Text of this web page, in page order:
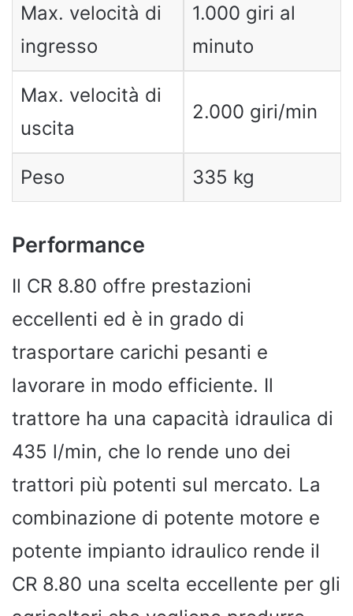
Max. velocità di
ingresso
1.000 giri al
minuto
Max. velocità di
uscita
2.000 giri/min
Peso 335 kg
Performance
Il CR 8.80 offre prestazioni
eccellenti ed è in grado di
trasportare carichi pesanti e
lavorare in modo efficiente. Il
trattore ha una capacità idraulica di
435 l/min, che lo rende uno dei
trattori più potenti sul mercato. La
combinazione di potente motore e
potente impianto idraulico rende il
CR 8.80 una scelta eccellente per gli